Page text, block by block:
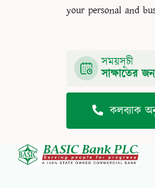
your personal and
সময়সূচী
সাক্ষাতের
কলব্যাক